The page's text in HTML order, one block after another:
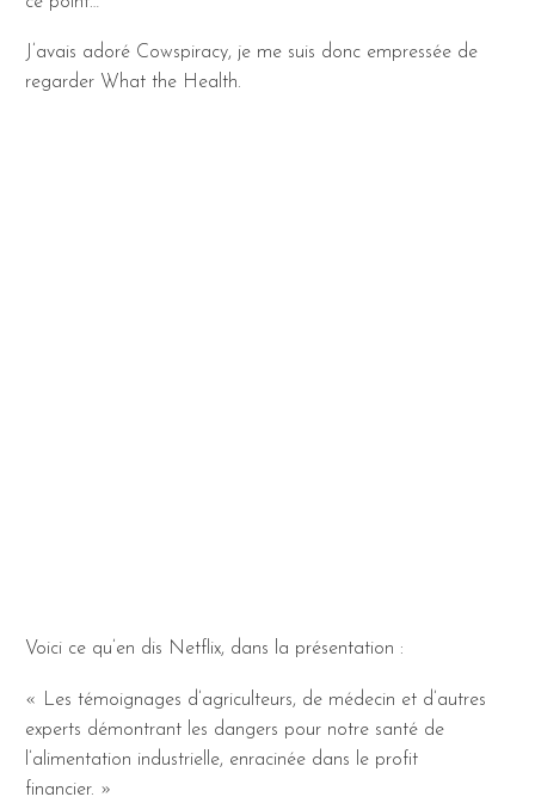
J’avais adoré Cowspiracy, je me suis donc empressée de
regarder What the Health.
Voici ce qu’en dis Netflix, dans la présentation :
« Les témoignages d’agriculteurs, de médecin et d’autres
experts démontrant les dangers pour notre santé de
l’alimentation industrielle, enracinée dans le profit
financier. »